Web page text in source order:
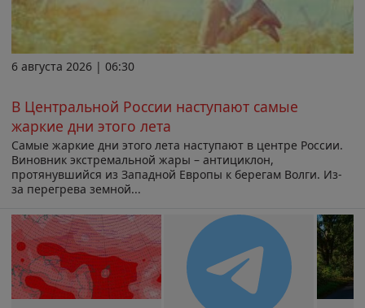
6 августа 2026 | 06:30
В Центральной России наступают самые
жаркие дни этого лета
Самые жаркие дни этого лета наступают в центре России.
Виновник экстремальной жары – антициклон,
протянувшийся из Западной Европы к берегам Волги. Из-
за перегрева земной...